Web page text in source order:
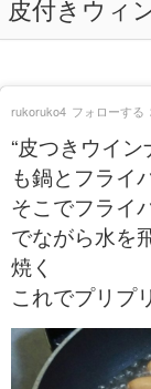
皮付きウィ
“皮つきウイ
も鍋とフライ
そこでフライ
でながら水を
焼く
これでプリプ
rukoruko4 フォローする